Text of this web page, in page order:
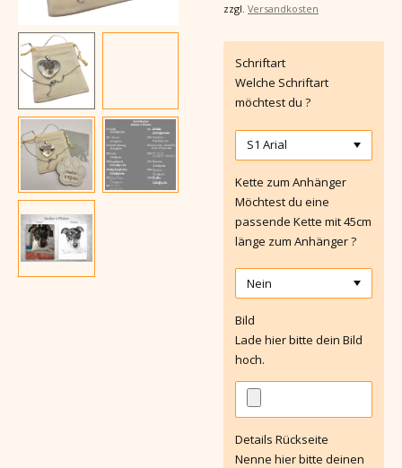
zzgl. Versandkosten
Schriftart
Welche Schriftart
möchtest du ?
Kette zum Anhänger
Möchtest du eine
passende Kette mit 45cm
länge zum Anhänger ?
Bild
Lade hier bitte dein Bild
hoch.
Details Rückseite
Nenne hier bitte deinen